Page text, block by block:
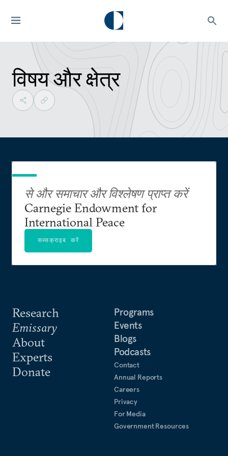
विषय और क्षेत्र
Research
Emissary
About
Experts
Donate
Programs
Events
Blogs
Podcasts
Contact
Annual Reports
Careers
Privacy
For Media
Government Resources
से और समाचार और विश्लेषण प्राप्त करें
Carnegie Endowment for
International Peace
सब्सक्राइब करें